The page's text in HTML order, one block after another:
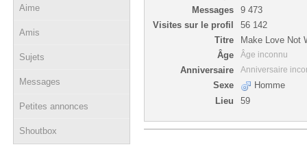
Aime
Amis
Sujets
Messages
Petites annonces
Shoutbox
Messages
9 473
Visites sur le profil
56 142
Titre
Make Love Not
Âge
Âge inconnu
Anniversaire Anniversaire
Sexe
Homme
Lieu
59